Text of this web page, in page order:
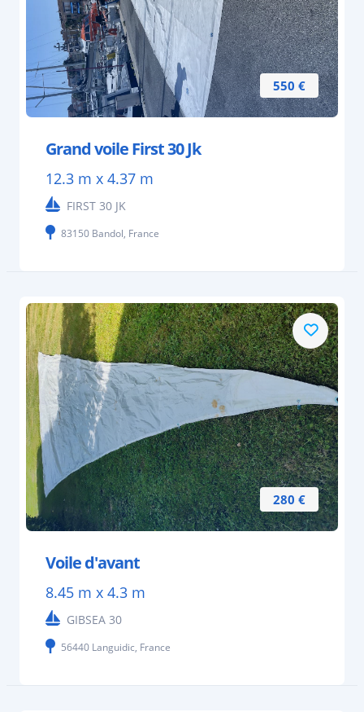
550 €
Grand voile First 30 Jk
12.3 m x 4.37 m
FIRST 30 JK
83150 Bandol, France
280 €
Voile d'avant
8.45 m x 4.3 m
GIBSEA 30
56440 Languidic, France